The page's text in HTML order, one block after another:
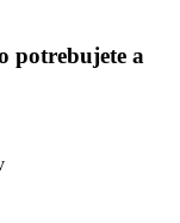
potrebujete a